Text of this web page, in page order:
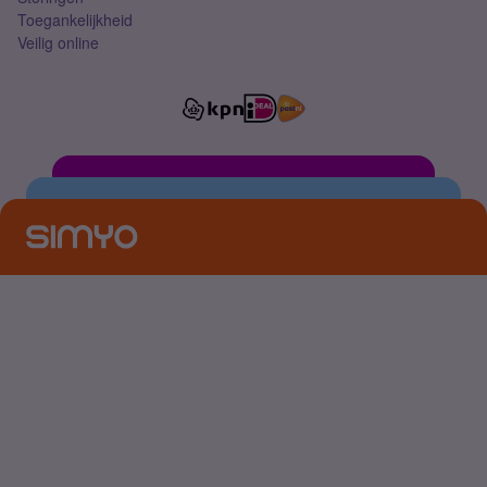
Toegankelijkheid
Veilig online